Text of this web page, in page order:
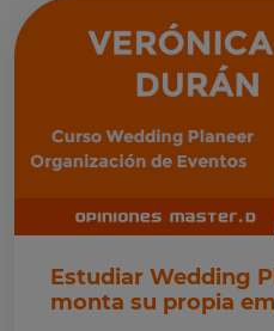
Estudiar Wedding
monta su propia